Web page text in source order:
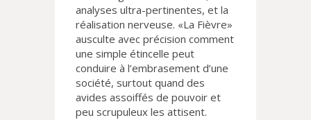
analyses ultra-pertinentes, et la
réalisation nerveuse. «La Fièvre»
ausculte avec précision comment
une simple étincelle peut
conduire à l’embrasement d’une
société, surtout quand des
avides assoiffés de pouvoir et
peu scrupuleux les attisent.